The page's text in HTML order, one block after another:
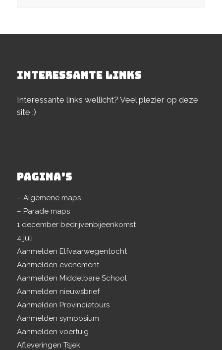
INTERESSANTE LINKS
Interessante links wellicht? Veel plezier op deze
site :)
PAGINA’S
– Algemene maps
– Parade maps
1 december bedrijvenbijeenkomst
4 juli
Aanmelden Elfvaarwegentocht
Aanmelden evenement
Aanmelden Middelbare School
Aanmelden nieuwsbrief
Aanmelden Provincietours
Aanmelden symposium
Aanmelden voertuig
Afleveringen Tsjek